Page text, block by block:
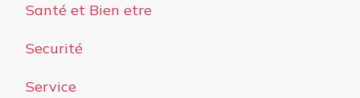
Santé et Bien etre
Securité
Service